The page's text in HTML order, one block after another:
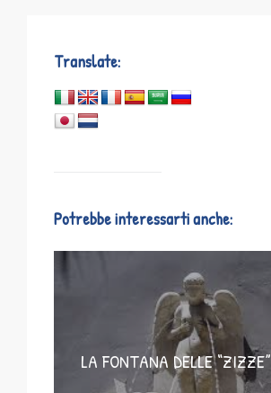
Translate:
Potrebbe interessarti anche:
LA FONTANA DELLE “ZIZZE”